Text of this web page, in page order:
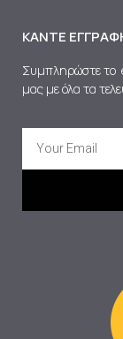
ΚΆΝΤΕ
Συμπληρώστε το
μας με όλα τα